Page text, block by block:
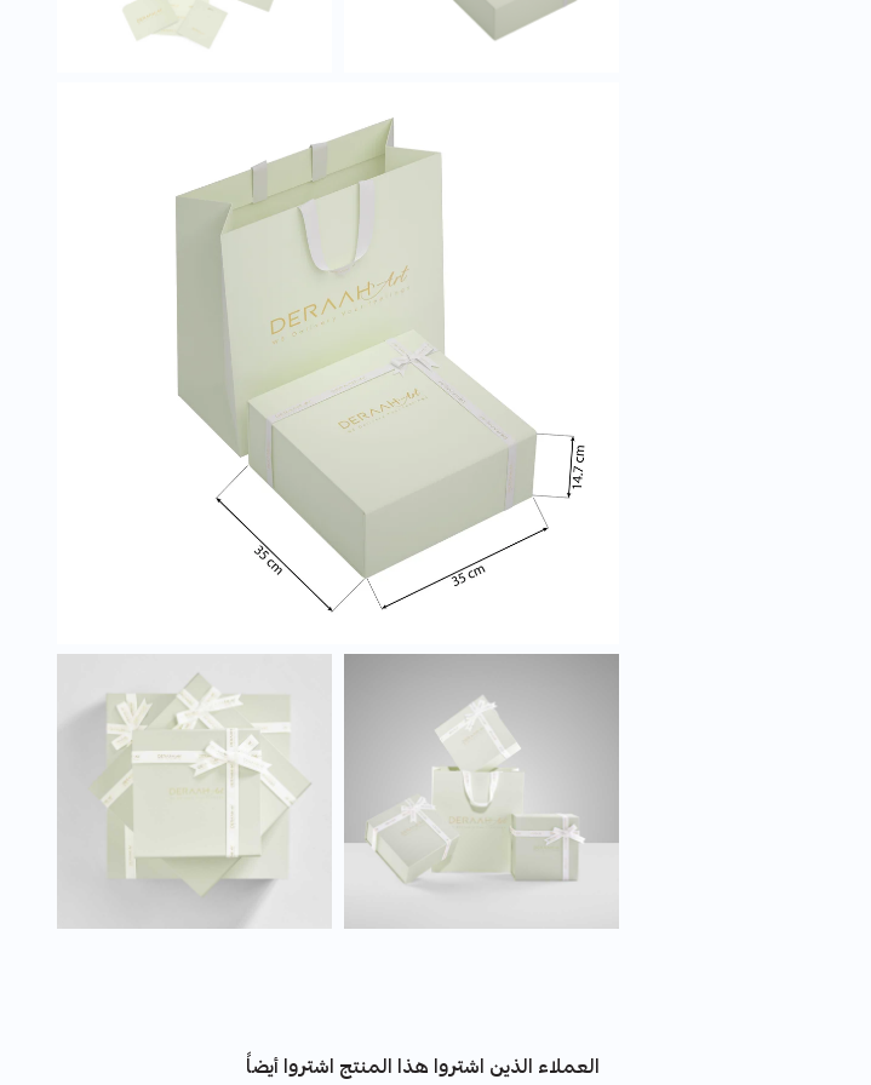
العملاء الذين اشتروا هذا المنتج اشتروا أيضاً